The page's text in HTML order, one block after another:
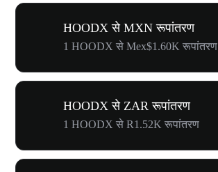
HOODX से MXN रूपांतरण
1 HOODX से Mex$1.60K रूपांतरण
HOODX से ZAR रूपांतरण
1 HOODX से R1.52K रूपांतरण